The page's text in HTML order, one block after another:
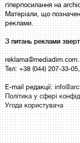
гіперпосилання на
Матеріали, що
реклами.
З питань реклами
Тел: +38 (044) 207-33-
E-mail редакції:
Політика у сфері
Угода користувача